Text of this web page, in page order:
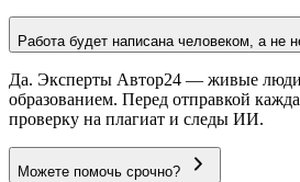
Работа будет написана человеком, а не
Да. Эксперты Автор24 — живые
образованием. Перед отправкой
проверку на плагиат и следы ИИ.
Можете помочь срочно?